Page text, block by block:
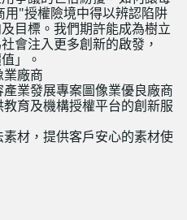
"授權險境中得以辨認陷阱
目標。我們期許能成為樹立
會注入更多創新的啟發，
」。
廠商
業發展專案圖像業優良廠商
育及機構授權平台的創新服
材，提供客戶安心的素材使